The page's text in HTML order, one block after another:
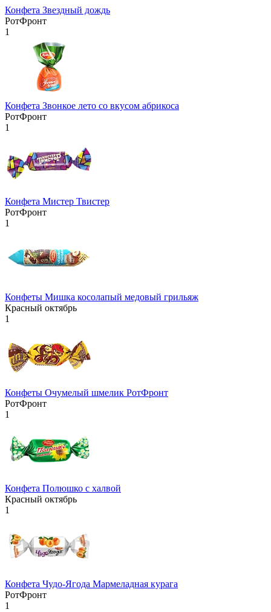
Конфета Звездный дождь
РотФронт
1
Конфета Звонкое лето со вкусом абрикоса
РотФронт
1
Конфета Мистер Твистер
РотФронт
1
Конфеты Мишка косолапый медовый грильяж
Красный октябрь
1
Конфеты Очумелый шмелик РотФронт
РотФронт
1
Конфета Полюшко с халвой
Красный октябрь
1
Конфета Чудо-Ягода Мармеладная курага
РотФронт
1